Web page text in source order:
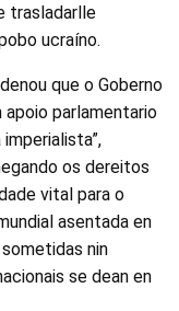
trasladarlle
ucraíno.
que o Goberno
apoio parlamentario
os dereitos
vital para o
asentada en
nin
se dean en